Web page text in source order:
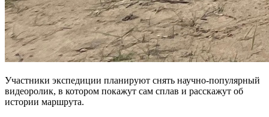
Участники экспедиции планируют снять научно-популярный
видеоролик, в котором покажут сам сплав и расскажут об
истории маршрута.